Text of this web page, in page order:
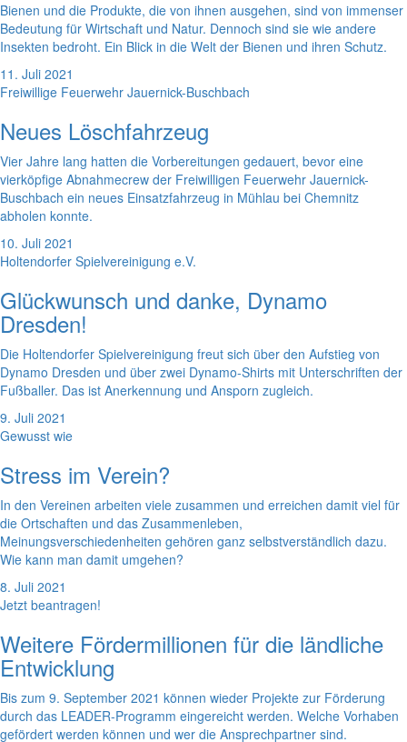
Bienen und die Produkte, die von ihnen ausgehen, sind von immenser
Bedeutung für Wirtschaft und Natur. Dennoch sind sie wie andere
Insekten bedroht. Ein Blick in die Welt der Bienen und ihren Schutz.
11. Juli 2021
Freiwillige Feuerwehr Jauernick-Buschbach
Neues Löschfahrzeug
Vier Jahre lang hatten die Vorbereitungen gedauert, bevor eine
vierköpfige Abnahmecrew der Freiwilligen Feuerwehr Jauernick-
Buschbach ein neues Einsatzfahrzeug in Mühlau bei Chemnitz
abholen konnte.
10. Juli 2021
Holtendorfer Spielvereinigung e.V.
Glückwunsch und danke, Dynamo
Dresden!
Die Holtendorfer Spielvereinigung freut sich über den Aufstieg von
Dynamo Dresden und über zwei Dynamo-Shirts mit Unterschriften der
Fußballer. Das ist Anerkennung und Ansporn zugleich.
9. Juli 2021
Gewusst wie
Stress im Verein?
In den Vereinen arbeiten viele zusammen und erreichen damit viel für
die Ortschaften und das Zusammenleben,
Meinungsverschiedenheiten gehören ganz selbstverständlich dazu.
Wie kann man damit umgehen?
8. Juli 2021
Jetzt beantragen!
Weitere Fördermillionen für die ländliche
Entwicklung
Bis zum 9. September 2021 können wieder Projekte zur Förderung
durch das LEADER-Programm eingereicht werden. Welche Vorhaben
gefördert werden können und wer die Ansprechpartner sind.